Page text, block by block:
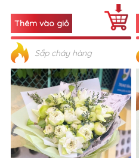
Sắp cháy hàng